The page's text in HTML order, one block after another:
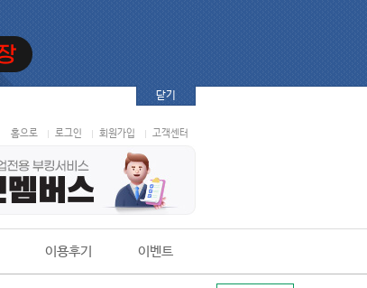
닫기
홈으로 로그인 회원가입 고객센터
이용후기 이벤트